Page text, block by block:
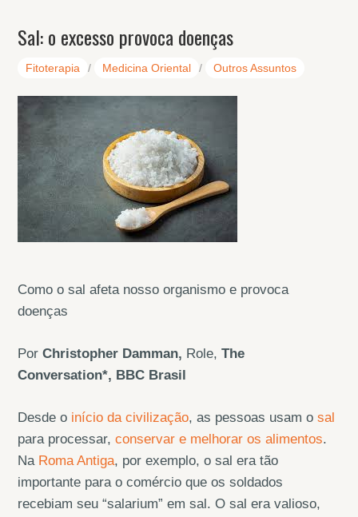
Sal: o excesso provoca doenças
Fitoterapia / Medicina Oriental / Outros Assuntos
Como o sal afeta nosso organismo e provoca
doenças
PorChristopher Damman, Role,The
Conversation*, BBC Brasil
Desde o início da civilização, as pessoas usam osal
para processar,conservar e melhorar os alimentos.
Na Roma Antiga, por exemplo, o sal era tão
importante para o comércio que os soldados
recebiam seu “salarium” em sal. O sal era valioso,